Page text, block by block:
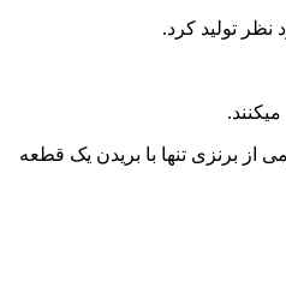
برنزی تنها با بریدن یک قطعه